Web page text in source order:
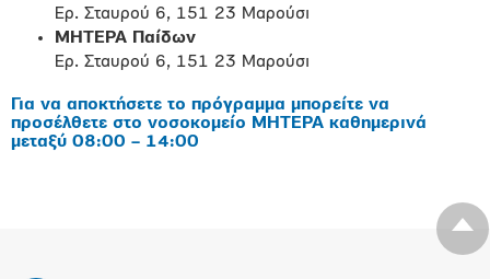
Ερ. Σταυρού 6, 151 23 Μαρούσι
ΜΗΤΕΡΑ Παίδων
Ερ. Σταυρού 6, 151 23 Μαρούσι
Για να αποκτήσετε το πρόγραμμα μπορείτε να
προσέλθετε στο νοσοκομείο ΜΗΤΕΡΑ καθημερινά
μεταξύ 08:00 – 14:00